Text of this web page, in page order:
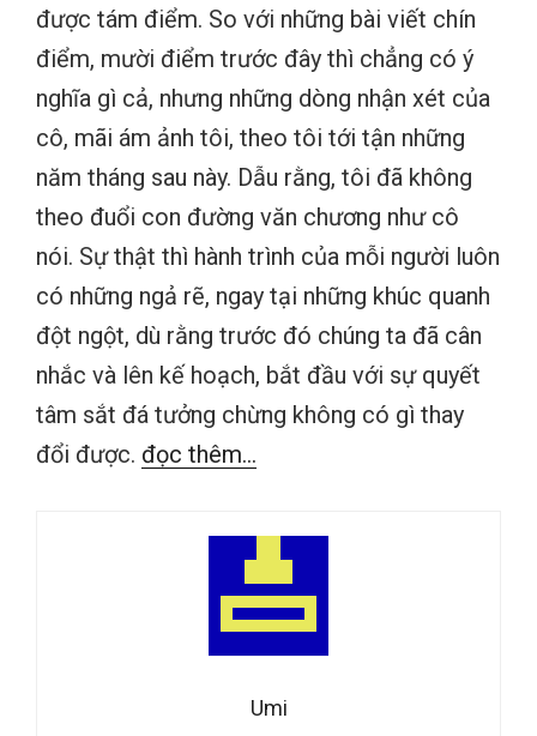
được tám điểm. So với những bài viết chín
điểm, mười điểm trước đây thì chẳng có ý
nghĩa gì cả, nhưng những dòng nhận xét của
cô, mãi ám ảnh tôi, theo tôi tới tận những
năm tháng sau này. Dẫu rằng, tôi đã không
theo đuổi con đường văn chương như cô
nói. Sự thật thì hành trình của mỗi người luôn
có những ngả rẽ, ngay tại những khúc quanh
đột ngột, dù rằng trước đó chúng ta đã cân
nhắc và lên kế hoạch, bắt đầu với sự quyết
tâm sắt đá tưởng chừng không có gì thay
đổi được. đọc thêm...
Umi